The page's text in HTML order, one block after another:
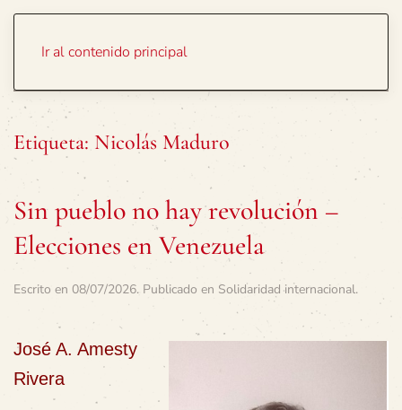
Ir al contenido principal
Etiqueta: Nicolás Maduro
Sin pueblo no hay revolución –
Elecciones en Venezuela
Escrito en 08/07/2026. Publicado en Solidaridad internacional.
José A. Amesty
Rivera